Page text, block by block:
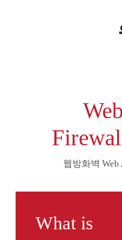
웹방화벽
What is